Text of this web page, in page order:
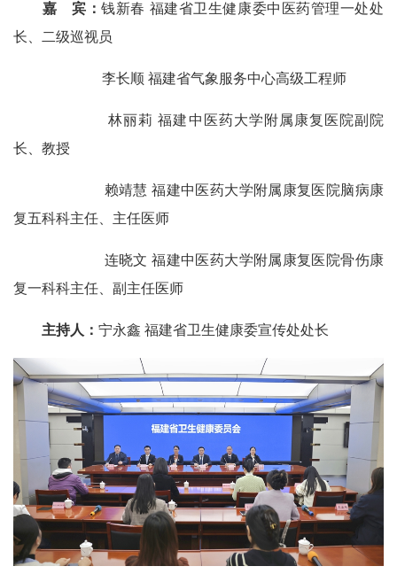
嘉 宾：钱新春 福建省卫生健康委中医药管理一处处
长、二级巡视员
李长顺 福建省气象服务中心高级工程师
林丽莉 福建中医药大学附属康复医院副院
长、教授
赖靖慧 福建中医药大学附属康复医院脑病康
复五科科主任、主任医师
连晓文 福建中医药大学附属康复医院骨伤康
复一科科主任、副主任医师
主持人： 宁永鑫 福建省卫生健康委宣传处处长